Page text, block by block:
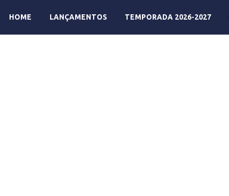
HOME LANÇAMENTOS TEMPORADA 2026-2027